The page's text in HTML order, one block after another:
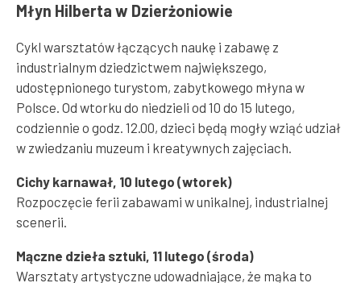
Młyn Hilberta w Dzierżoniowie
Cykl warsztatów łączących naukę i zabawę z
industrialnym dziedzictwem największego,
udostępnionego turystom, zabytkowego młyna w
Polsce. Od wtorku do niedzieli od 10 do 15 lutego,
codziennie o godz. 12.00, dzieci będą mogły wziąć udział
w zwiedzaniu muzeum i kreatywnych zajęciach.
Cichy karnawał, 10 lutego (wtorek)
Rozpoczęcie ferii zabawami w unikalnej, industrialnej
scenerii.
Mączne dzieła sztuki, 11 lutego (środa)
Warsztaty artystyczne udowadniające, że mąka to